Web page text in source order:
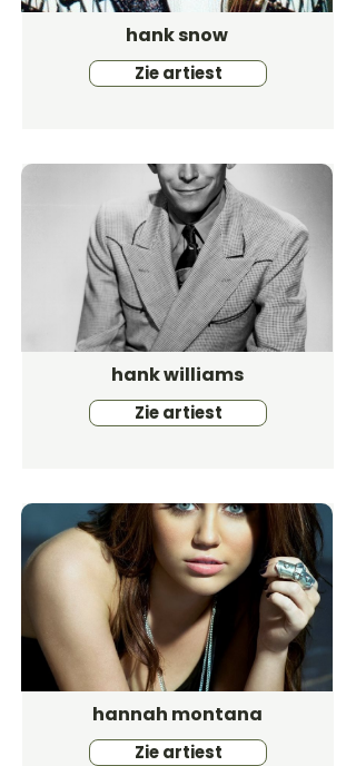
hank snow
Zie artiest
hank williams
Zie artiest
hannah montana
Zie artiest